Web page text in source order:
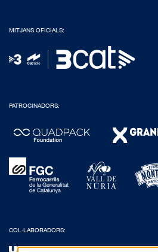
MITJANS OFICIALS:
PATROCINADORS:
COL·LABORADORS: